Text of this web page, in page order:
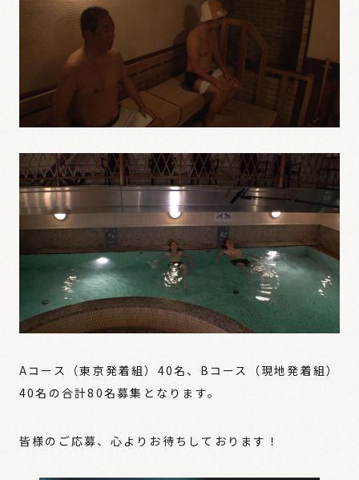
Aコース（東京発着組）40名、Bコース（現地発着組）
40名の合計80名募集となります。
皆様のご応募、心よりお待ちしております！